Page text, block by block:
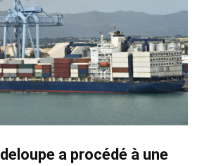
a procédé à une